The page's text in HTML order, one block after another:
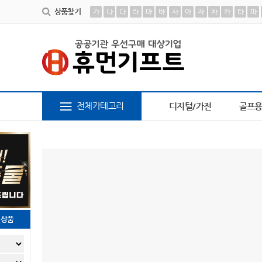
상품찾기 가 나 다 라 마 바 사 아 자 차 카 타 파
6 장바구니
전체카테고리 디지털/가전 골프
품